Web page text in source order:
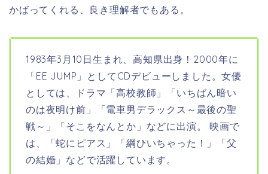
かばってくれる、良き理解者でもある。
1983年3月10日生まれ、高知県出身！2000年に
「EE JUMP」としてCDデビューしました。女優
としては、ドラマ「高校教師」「いちばん暗い
のは夜明け前」「電車男デラックス～最後の聖
戦～」「そこをなんとか」などに出演。
映画で
は、「蛇にピアス」「綱ひいちゃった！」「父
の結婚」などで活躍しています。